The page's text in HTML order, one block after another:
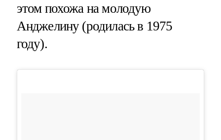
этом похожа на молодую
Анджелину (родилась в 1975
году).